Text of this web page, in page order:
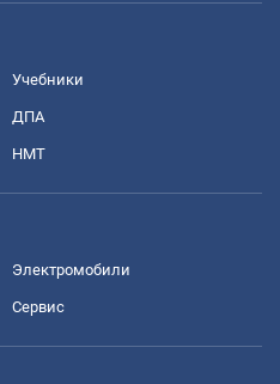
Учебники
ДПА
НМТ
Электромобили
Сервис